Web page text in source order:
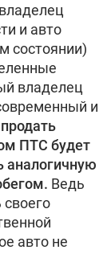
и авто
состоянии)
владелец
и
ПТС будет
аналогичную
Ведь
авто не